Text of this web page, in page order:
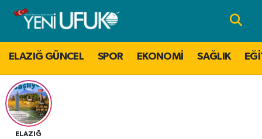
ELAZIĞ GÜNCEL SPOR EKONOMİ SAĞLIK
ELAZIĞ
Nöbetçi Eczaneler
Hava Durumu
Namaz Vakitleri
Trafik Durumu